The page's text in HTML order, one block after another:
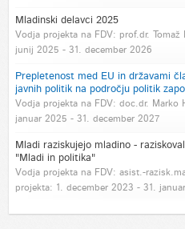
Mladinski delavci 2025
Vodja projekta na FDV: prof.dr. Tomaž
junij 2025 - 31. december 2026
Prepletenost med EU in državami
javnih politik na področju politik
Vodja projekta na FDV: doc.dr. Marko
januar 2025 - 31. december 2027
Mladi raziskujejo mladino -
"Mladi in politika"
Vodja projekta na FDV: asist.-
projekta: 1. december 2023 - 31.